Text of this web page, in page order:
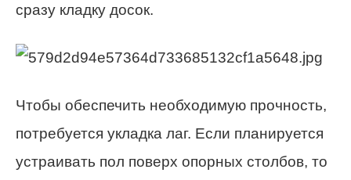
сразу кладку досок.
Чтобы обеспечить необходимую прочность,
потребуется укладка лаг. Если планируется
устраивать пол поверх опорных столбов, то